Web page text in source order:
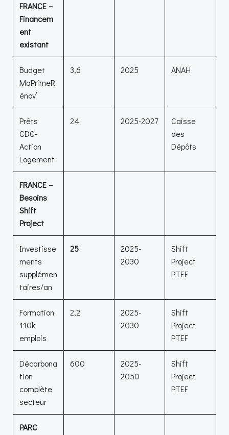
FRANCE –
Financem
ent
existant
Budget
MaPrimeR
énov’
3,6 2025 ANAH
Prêts
CDC-
Action
Logement
24 2025-2027
Caisse
des
Dépôts
FRANCE –
Besoins
Shift
Project
Investisse
ments
supplémen
taires/an
25
2025-
2030
Shift
Project
PTEF
Formation
110k
emplois
2,2
2025-
2030
Shift
Project
PTEF
Décarbona
tion
complète
secteur
600
2025-
2050
Shift
Project
PTEF
PARC